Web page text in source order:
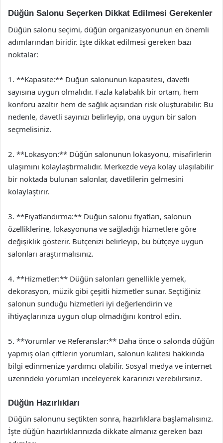
Düğün Salonu Seçerken Dikkat Edilmesi Gerekenler
Düğün salonu seçimi, düğün organizasyonunun en önemli
adımlarından biridir. İşte dikkat edilmesi gereken bazı
noktalar:
1. **Kapasite:** Düğün salonunun kapasitesi, davetli
sayısına uygun olmalıdır. Fazla kalabalık bir ortam, hem
konforu azaltır hem de sağlık açısından risk oluşturabilir. Bu
nedenle, davetli sayınızı belirleyip, ona uygun bir salon
seçmelisiniz.
2. **Lokasyon:** Düğün salonunun lokasyonu, misafirlerin
ulaşımını kolaylaştırmalıdır. Merkezde veya kolay ulaşılabilir
bir noktada bulunan salonlar, davetlilerin gelmesini
kolaylaştırır.
3. **Fiyatlandırma:** Düğün salonu fiyatları, salonun
özelliklerine, lokasyonuna ve sağladığı hizmetlere göre
değişiklik gösterir. Bütçenizi belirleyip, bu bütçeye uygun
salonları araştırmalısınız.
4. **Hizmetler:** Düğün salonları genellikle yemek,
dekorasyon, müzik gibi çeşitli hizmetler sunar. Seçtiğiniz
salonun sunduğu hizmetleri iyi değerlendirin ve
ihtiyaçlarınıza uygun olup olmadığını kontrol edin.
5. **Yorumlar ve Referanslar:** Daha önce o salonda düğün
yapmış olan çiftlerin yorumları, salonun kalitesi hakkında
bilgi edinmenize yardımcı olabilir. Sosyal medya ve internet
üzerindeki yorumları inceleyerek kararınızı verebilirsiniz.
Düğün Hazırlıkları
Düğün salonunu seçtikten sonra, hazırlıklara başlamalısınız.
İşte düğün hazırlıklarınızda dikkate almanız gereken bazı